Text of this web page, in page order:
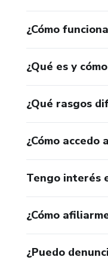
¿Cómo
¿Qué es y
¿Qué rasgos
¿Cómo accedo
Tengo interés
¿Cómo
¿Puedo